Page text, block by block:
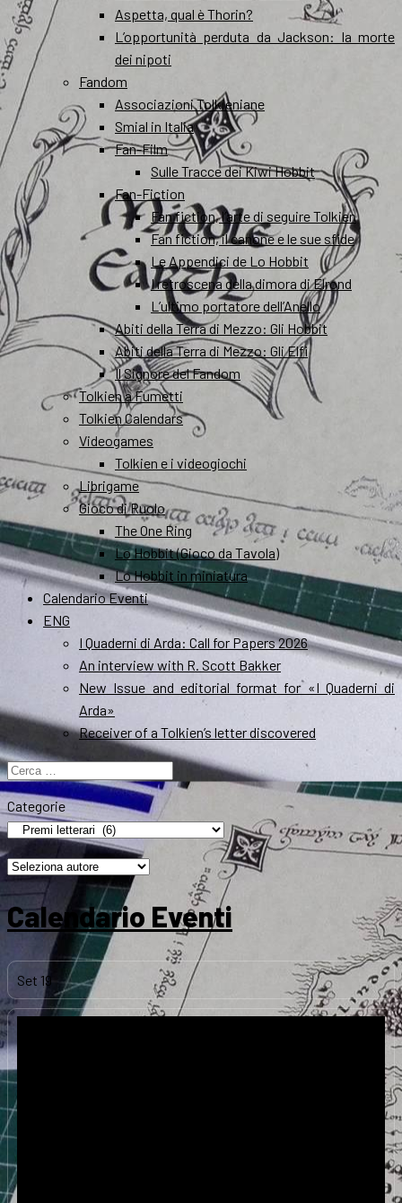
Aspetta, qual è Thorin?
L’opportunità perduta da Jackson: la morte
dei nipoti
Fandom
Associazioni Tolkieniane
Smial in Italia
Fan-Film
Sulle Tracce dei Kiwi Hobbit
Fan-Fiction
Fan fiction, l’arte di seguire Tolkien
Fan fiction, il canone e le sue sfide
Le Appendici de Lo Hobbit
I retroscena della dimora di Elrond
L’ultimo portatore dell’Anello
Abiti della Terra di Mezzo: Gli Hobbit
Abiti della Terra di Mezzo: Gli Elfi
Il Signore del Fandom
Tolkien a Fumetti
Tolkien Calendars
Videogames
Tolkien e i videogiochi
Librigame
Gioco di Ruolo
The One Ring
Lo Hobbit (Gioco da Tavola)
Lo Hobbit in miniatura
Calendario Eventi
ENG
I Quaderni di Arda: Call for Papers 2026
An interview with R. Scott Bakker
New Issue and editorial format for «I Quaderni di
Arda»
Receiver of a Tolkien’s letter discovered
Ricerca
per:
Categorie
Calendario Eventi
Set 19